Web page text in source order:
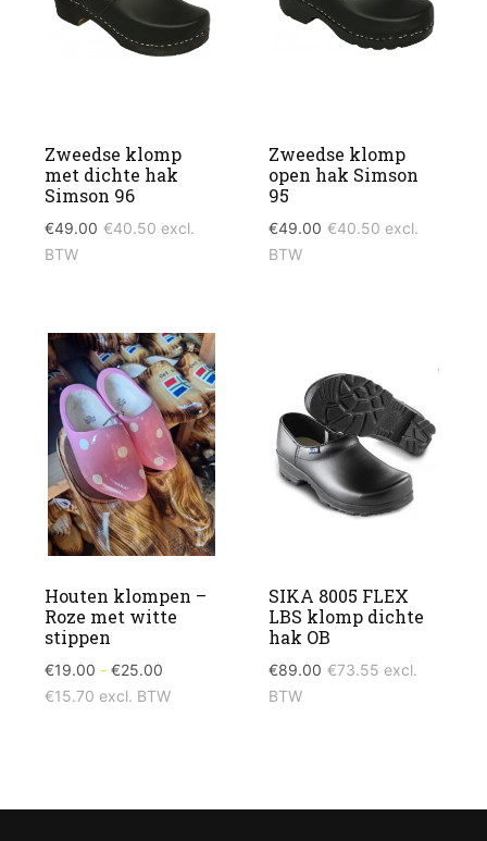
Zweedse klomp
met dichte hak
Simson 96
€49.00 €40.50 excl.
BTW
Zweedse klomp
open hak Simson
95
€49.00 €40.50 excl.
BTW
Houten klompen –
Roze met witte
stippen
€19.00 - €25.00
€19.00
€15.70 excl. BTW
SIKA 8005 FLEX
LBS klomp dichte
hak OB
€89.00 €73.55 excl.
BTW